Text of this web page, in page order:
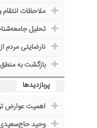
ملاحظات
تحلیل
نارضایتی مردم
بازگشت به
پربازدیدها
اهمیت عوارض
وحید